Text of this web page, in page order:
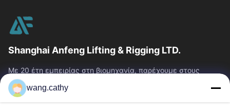
Shanghai Anfeng Lifting & Rigging LTD.
Με 20 έτη εμπειρίας στη βιομηχανία, παρέχουμε στους
πελάτες μας το ασφάλιστρο που ανυψώνει & που εξοπλίζει
τα προϊόντα και τις...
Γρήγοροι Σύνδεσμοι
wang.cathy